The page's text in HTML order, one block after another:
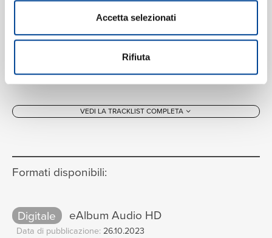
Accetta selezionati
Rifiuta
VEDI LA TRACKLIST COMPLETA
Formati disponibili:
Digitale eAlbum Audio HD
Data di pubblicazione: 26.10.2023